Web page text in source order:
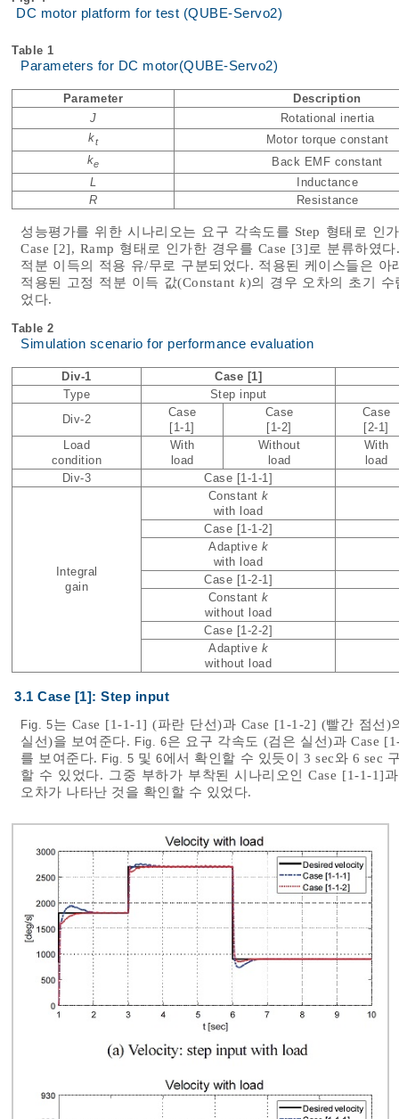
DC motor platform for test (QUBE-Servo2)
Table 1
Parameters for DC motor(QUBE-Servo2)
Parameter
Description
J
Rotational inertia
kt
Motor torque constant
ke
Back EMF constant
L
Inductance
R
Resistance
성능평가를 위한 시나리오는 요구 각속도를 Step 형태로 인
Case [2], Ramp 형태로 인가한 경우를 Case [3]로 분류하였
적분 이득의 적용 유/무로 구분되었다. 적용된 케이스들은 아
적용된 고정 적분 이득 값(Constantk)의 경우 오차의 초기
었다.
Table 2
Simulation scenario for performance evaluation
Div-1
Case [1]
Type
Step input
Div-2
Case
[1-1]
Case
[1-2]
Case
[2-1]
Load
condition
With
load
Without
load
With
load
Div-3
Case [1-1-1]
Integral
gain
Constant k
with load
Case [1-1-2]
Adaptive k
with load
Case [1-2-1]
Constant k
without load
Case [1-2-2]
Adaptive k
without load
3.1 Case [1]: Step input
Fig. 5는 Case [1-1-1] (파란 단선)과 Case [1-1-2] (빨간 점선
실선)을 보여준다. Fig. 6은 요구 각속도 (검은 실선)과 Case
를 보여준다. Fig. 5 및6에서 확인할 수 있듯이 3 sec와 6 sec
할 수 있었다. 그중 부하가 부착된 시나리오인 Case [1-1-1]
오차가 나타난 것을 확인할 수 있었다.